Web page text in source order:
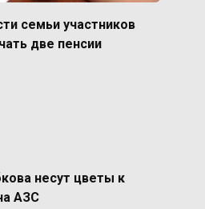
семьи участников
две пенсии
несут цветы к
АЗС